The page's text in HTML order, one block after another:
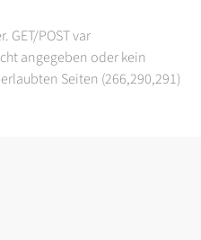
GET/POST var
angegeben oder kein
Seiten (266,290,291)